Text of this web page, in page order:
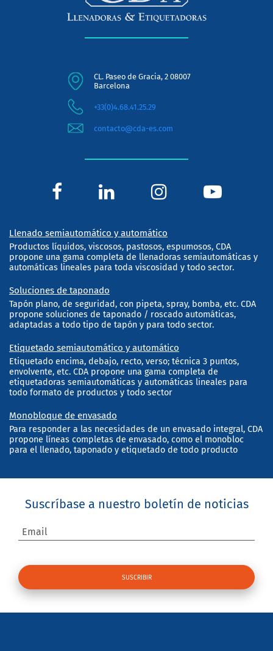
CL. Paseo de Gracia, 2 08007
Barcelona
+33(0)4.68.41.25.29
contacto@cda-es.com
Llenado semiautomático y automático
Productos líquidos, viscosos, pastosos, espumosos, CDA
propone una gama completa de llenadoras semiautomáticas y
automáticas lineales para toda viscosidad y todo sector.
Soluciones de taponado
Tapón plano, de seguridad, con pipeta, spray, bomba, etc. CDA
propone soluciones de taponado / roscado automáticas,
adaptadas a todo tipo de tapón y para todo sector.
Etiquetado semiautomático y automático
Etiquetado encima, debajo, recto, verso; técnica 3 puntos,
envolvente, etc. CDA propone una gama completa de
etiquetadoras semiautomáticas y automáticas lineales para
todo formato de productos y todo sector
Monobloque de envasado
Para responder a las necesidades de un envasado integral, CDA
propone líneas completas de envasado, como el monobloc
para el llenado, taponado y etiquetado de todo producto
Suscríbase a nuestro boletín de noticias
Email